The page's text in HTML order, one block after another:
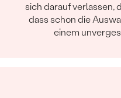
sich darauf verlassen,
dass schon die
einem